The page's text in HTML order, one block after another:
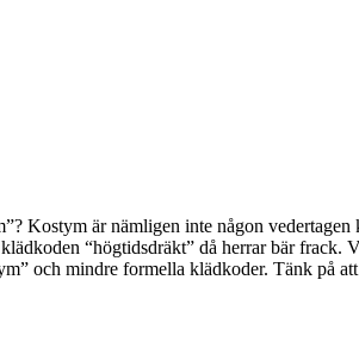
Kostym är nämligen inte någon
“högtidsdräkt” då herrar bär
och mindre formella klädkoder. Tänk på